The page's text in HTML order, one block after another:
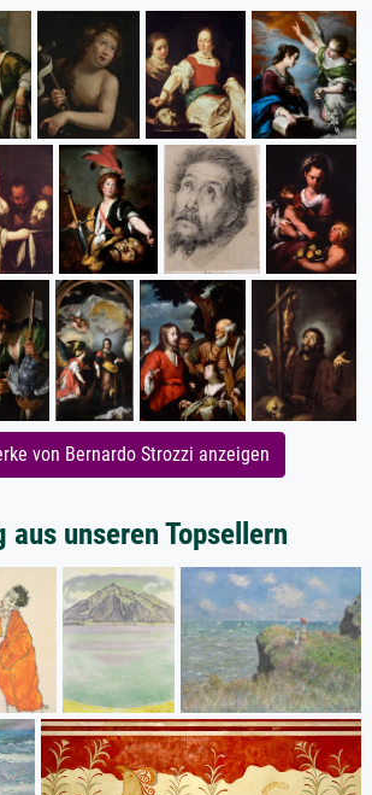
von Bernardo Strozzi anzeigen
aus unseren Topsellern